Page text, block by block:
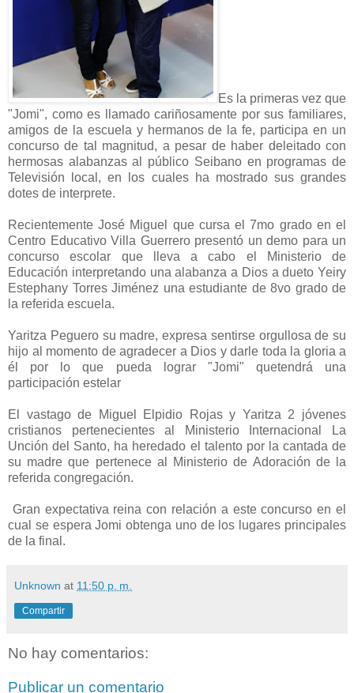
Es la primeras vez que
"Jomi", como es llamado cariñosamente por sus familiares,
amigos de la escuela y hermanos de la fe, participa en un
concurso de tal magnitud, a pesar de haber deleitado con
hermosas alabanzas al público Seibano en programas de
Televisión local, en los cuales ha mostrado sus grandes
dotes de interprete.
Recientemente José Miguel que cursa el 7mo grado en el
Centro Educativo Villa Guerrero presentó un demo para un
concurso escolar que lleva a cabo el Ministerio de
Educación interpretando una alabanza a Dios a dueto Yeiry
Estephany Torres Jiménez una estudiante de 8vo grado de
la referida escuela.
Yaritza Peguero su madre, expresa sentirse orgullosa de su
hijo al momento de agradecer a Dios y darle toda la gloria a
él por lo que pueda lograr "Jomi" quetendrá una
participación estelar
El vastago de Miguel Elpidio Rojas y Yaritza 2 jóvenes
cristianos pertenecientes al Ministerio Internacional La
Unción del Santo, ha heredado el talento por la cantada de
su madre que pertenece al Ministerio de Adoración de la
referida congregación.
Gran expectativa reina con relación a este concurso en el
cual se espera Jomi obtenga uno de los lugares principales
de la final.
Unknown at 11:50 p. m.
Compartir
No hay comentarios:
Publicar un comentario